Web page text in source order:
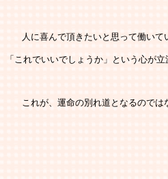
人に喜んで頂きたいと思って働いて
「これでいいでしょうか」という心が立
これが、運命の別れ道となるのでは